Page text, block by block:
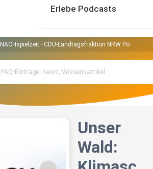
Erlebe Podcasts
NACHspielzeit - CDU-Landtagsfraktion NRW Podcast
Unser
Wald: